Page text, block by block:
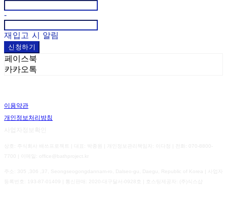
-
재입고 시 알림
신청하기
페이스북
카카오톡
이용약관
개인정보처리방침
사업자정보확인
상호: 주식회사 배쓰프로젝트 | 대표: 박종원 | 개인정보관리책임자: 이다정 | 전화: 070-8800-
7700 | 이메일: office@bathproject.kr
주소: 305 ,306 ,37, Seongseogongdannam-ro, Dalseo-gu, Daegu, Republic of Korea | 사업자
193-87-01409 2020-대구달서-0928호 | 호스팅제공자: (주)식스샵